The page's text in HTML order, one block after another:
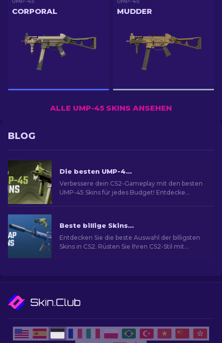
CORPORAL MUDDER
ALLE UMP-45 SKINS ANSEHEN
BLOG
Die besten UMP-45 Skins in CS2 [2026]
Verbessere dein CS2-Gameplay mit den besten
UMP-45 Skins für jedes Budget! Entdecke
Beste billige Skins in CS2 [2026]
Entdecken Sie die beste Auswahl der billigsten
Skins in CS2. Rüsten Sie Ihren CS2-Stil mit